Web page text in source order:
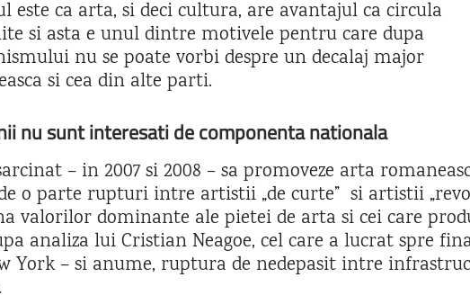
este ca arta, si deci cultura, are avantajul ca circula
si asta e unul dintre motivele pentru care dupa
nu se poate vorbi despre un decalaj major
si cea din alte parti.
nu sunt interesati de componenta nationala
– in 2007 si 2008 – sa promoveze arta
o parte rupturi intre artistii „de curte” si artistii
valorilor dominante ale pietei de arta si cei care
analiza lui Cristian Neagoe, cel care a lucrat spre
York – si anume, ruptura de nedepasit intre